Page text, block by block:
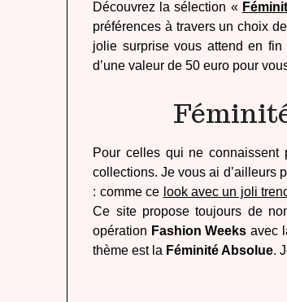
Découvrez la sélection «
préférences à travers un choix
jolie surprise vous attend en
d’une valeur de 50 euro pour
Pour celles qui ne connaissent
collections. Je vous ai d’ailleurs
: comme ce look avec un joli
Ce site propose toujours de
opération Fashion Weeks avec
thème est la Féminité Absolue.